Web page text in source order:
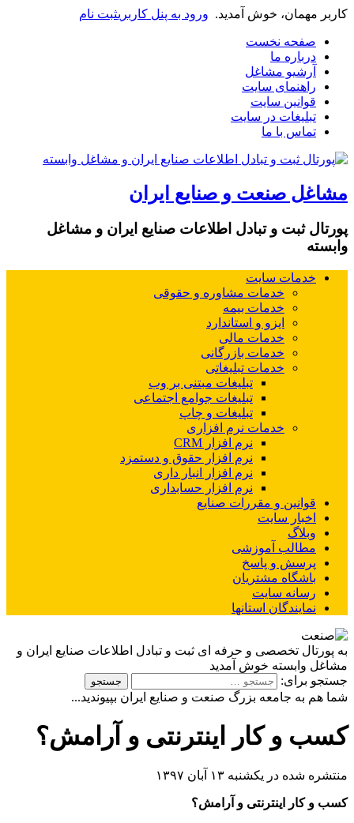
کاربر مهمان، خوش آمدید. ورود به پنل کاربریثبت نام
صفحه نخست
درباره ما
آرشیو مشاغل
راهنمای سایت
قوانین سایت
تبلیغات در سایت
تماس با ما
مشاغل صنعت و صنایع ایران
پورتال ثبت و تبادل اطلاعات صنایع ایران و مشاغل
وابسته
خدمات سایت
خدمات مشاوره و حقوقی
خدمات بیمه
ایزو و استاندارد
خدمات مالی
خدمات بازرگانی
خدمات تبلیغاتی
تبلیغات مبتنی بر وب
تبلیغات جوامع اجتماعی
تبلیغات و چاپ
خدمات نرم افزاری
نرم افزار CRM
نرم افزار حقوق و دستمزد
نرم افزار انبار داری
نرم افزار حسابداری
قوانین و مقررات صنایع
اخبار سایت
وبلاگ
مطالب آموزشی
پرسش و پاسخ
باشگاه مشتریان
رسانه سایت
نمایندگان استانها
به پورتال تخصصی و حرفه ای ثبت و تبادل اطلاعات صنایع ایران و
مشاغل وابسته خوش آمدید
جستجو برای:
شما هم به جامعه بزرگ صنعت و صنایع ایران بپیوندید...
کسب و کار اینترنتی و آرامش؟
منتشره شده در یکشنبه ۱۳ آبان ۱۳۹۷
کسب و کار اینترنتی و آرامش؟